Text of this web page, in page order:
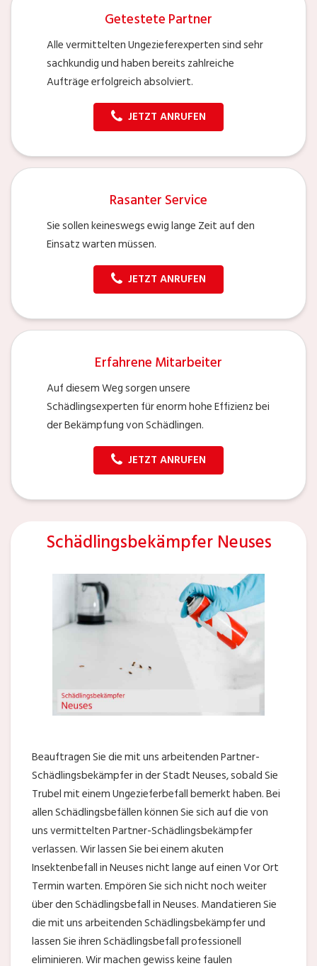
Getestete Partner
Alle vermittelten Ungezieferexperten sind sehr
sachkundig und haben bereits zahlreiche
Aufträge erfolgreich absolviert.
JETZT ANRUFEN
Rasanter Service
Sie sollen keineswegs ewig lange Zeit auf den
Einsatz warten müssen.
JETZT ANRUFEN
Erfahrene Mitarbeiter
Auf diesem Weg sorgen unsere
Schädlingsexperten für enorm hohe Effizienz bei
der Bekämpfung von Schädlingen.
JETZT ANRUFEN
Schädlingsbekämpfer Neuses
Beauftragen Sie die mit uns arbeitenden Partner-
Schädlingsbekämpfer in der Stadt Neuses, sobald Sie
Trubel mit einem Ungezieferbefall bemerkt haben. Bei
allen Schädlingsbefällen können Sie sich auf die von
uns vermittelten Partner-Schädlingsbekämpfer
verlassen. Wir lassen Sie bei einem akuten
Insektenbefall in Neuses nicht lange auf einen Vor Ort
Termin warten. Empören Sie sich nicht noch weiter
über den Schädlingsbefall in Neuses. Mandatieren Sie
die mit uns arbeitenden Schädlingsbekämpfer und
lassen Sie ihren Schädlingsbefall professionell
eliminieren. Wir machen gewiss keine faulen